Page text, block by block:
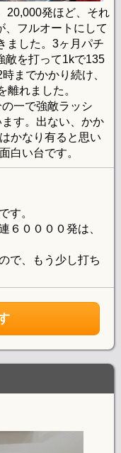
20,000発ほど、それ
、フルオートにして
ました。3ヶ月パチ
敵を打って1kで135
までかかり続け、
れました。
一で強敵ラッシ
す。出ない、かか
かなり有ると思い
白い台です。
す。
６００００発は、
で、もう少し打ち